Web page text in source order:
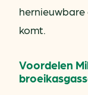
komt.
Voordelen